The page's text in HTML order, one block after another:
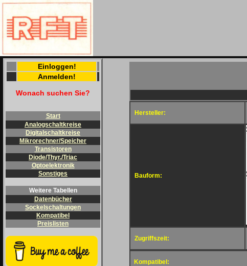
Einloggen!
Anmelden!
Wonach suchen Sie?
Start
Analogschaltkreise
Digitalschaltkreise
Mikrorechner/Speicher
Transistoren
Diode/Thyr./Triac
Optoelektronik
Sonstiges
Weitere Tabellen
Datenbücher
Sockelschaltungen
Kompatibel
Preislisten
Hersteller:
Bauform:
Zugriffszeit:
Kompatibel: